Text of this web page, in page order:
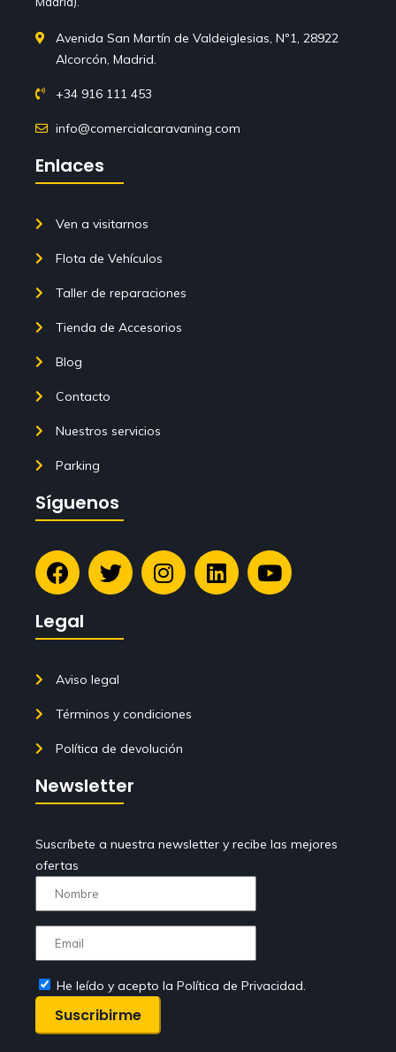
Avenida San Martín de Valdeiglesias, Nº1, 28922
Alcorcón, Madrid.
+34 916 111 453
info@comercialcaravaning.com
Enlaces
Ven a visitarnos
Flota de Vehículos
Taller de reparaciones
Tienda de Accesorios
Blog
Contacto
Nuestros servicios
Parking
Síguenos
Legal
Aviso legal
Términos y condiciones
Política de devolución
Newsletter
Suscríbete a nuestra newsletter y recibe las mejores
ofertas
He leído y acepto la Política de Privacidad.